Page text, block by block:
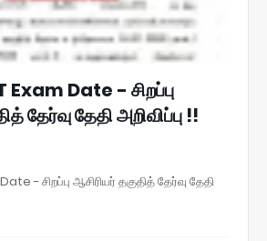
Exam Date - சிறப்பு
தேர்வு தேதி அறிவிப்பு !!
- சிறப்பு ஆசிரியர் தகுதித் தேர்வு தேதி